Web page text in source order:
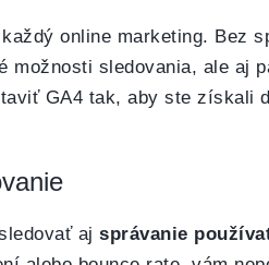
online marketing. Bez
možnosti sledovania, ale aj
GA4 tak, aby ste získali
aj správanie